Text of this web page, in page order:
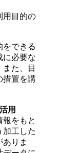
用目的の
をできる
に必要な
た、目
措置を講
用
をもと
加工した
りま